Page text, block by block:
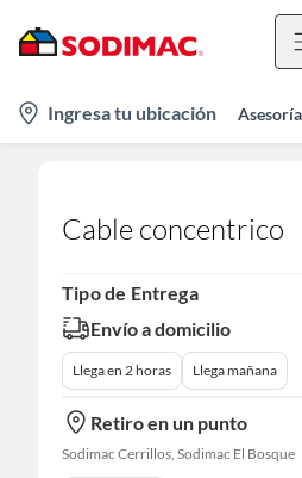
location-
icon
Ingresa tu ubicación Asesoría
Cable concentrico
Tipo de Entrega
Envío a domicilio
Llega en 2 horas Llega mañana
Retiro en un punto
Sodimac Cerrillos, Sodimac El Bosque